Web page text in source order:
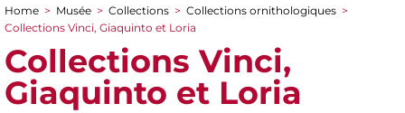
You are here
Home > Musée > Collections > Collections ornithologiques >
Collections Vinci, Giaquinto et Loria
Collections Vinci,
Giaquinto et Loria